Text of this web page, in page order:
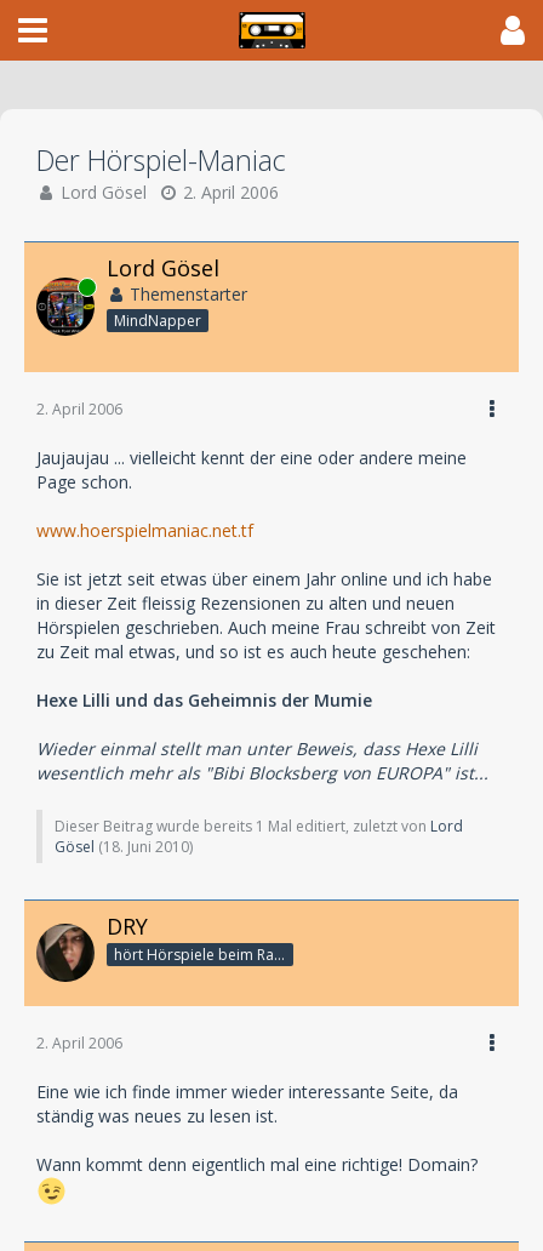
Der Hörspiel-Maniac
Lord Gösel 2. April 2006
Online
Lord Gösel
Themenstarter
MindNapper
2. April 2006
Jaujaujau ... vielleicht kennt der eine oder andere meine
Page schon.
www.hoerspielmaniac.net.tf
Sie ist jetzt seit etwas über einem Jahr online und ich habe
in dieser Zeit fleissig Rezensionen zu alten und neuen
Hörspielen geschrieben. Auch meine Frau schreibt von Zeit
zu Zeit mal etwas, und so ist es auch heute geschehen:
Hexe Lilli und das Geheimnis der Mumie
Wieder einmal stellt man unter Beweis, dass Hexe Lilli
wesentlich mehr als "Bibi Blocksberg von EUROPA" ist...
Dieser Beitrag wurde bereits 1 Mal editiert, zuletzt von Lord
Gösel (18. Juni 2010)
DRY
hört Hörspiele beim Rasenmähen
2. April 2006
Eine wie ich finde immer wieder interessante Seite, da
ständig was neues zu lesen ist.
Wann kommt denn eigentlich mal eine richtige! Domain?